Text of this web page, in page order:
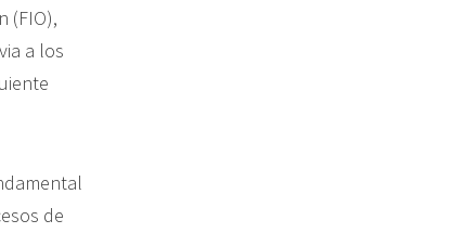
(FIO),
a los
de